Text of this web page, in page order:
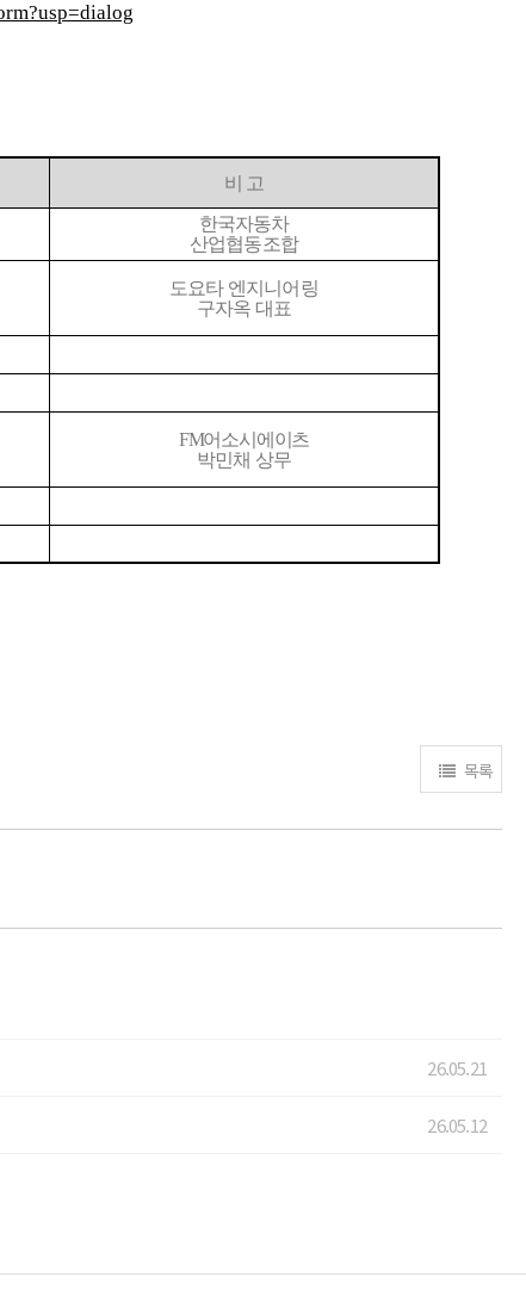
비 고
한국자동차
산업협동조합
도요타 엔지니어링
구자옥 대표
FM어소시에이츠
박민채 상무
목록
26.05.21
26.05.12